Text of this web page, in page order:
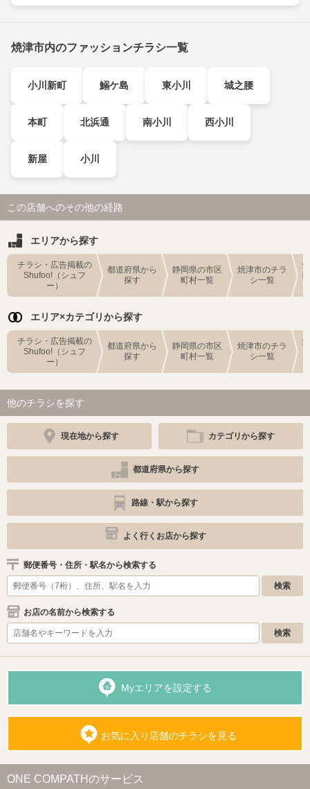
焼津市内のファッションチラシ一覧
小川新町 鰯ケ島 東小川 城之腰
本町 北浜通 南小川 西小川
新屋 小川
この店舗へのその他の経路
エリアから探す
チラシ・広告掲載の
Shufoo!（シュフ
ー）
都道府県から
探す
静岡県の市区
町村一覧
焼津市のチラ
シ一覧
エリア×カテゴリから探す
チラシ・広告掲載の
Shufoo!（シュフ
ー）
都道府県から
探す
静岡県の市区
町村一覧
焼津市のチラ
シ一覧
他のチラシを探す
現在地から探す カテゴリから探す
都道府県から探す
路線・駅から探す
よく行くお店から探す
郵便番号・住所・駅名から検索する
お店の名前から検索する
Myエリアを設定する
お気に入り店舗のチラシを見る
ONE COMPATHのサービス